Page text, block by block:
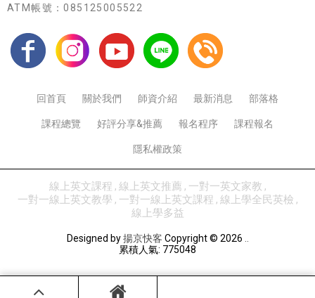
ATM帳號：085125005522
回首頁 關於我們 師資介紹 最新消息 部落格
課程總覽 好評分享&推薦 報名程序 課程報名
隱私權政策
線上英文課程 線上英文推薦
一對一英文家教
一對一線上英文教學
一對一線上英文課程
線上學全民英檢
線上學多益
Designed by揚京快客 Copyright © 2026 ..
累積人氣: 775048